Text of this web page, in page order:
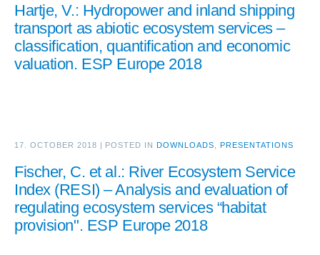
Hartje, V.: Hydropower and inland shipping
transport as abiotic ecosystem services –
classification, quantification and economic
valuation. ESP Europe 2018
17. OCTOBER 2018 | POSTED IN DOWNLOADS PRESENTATIONS
Fischer, C. et al.: River Ecosystem Service
Index (RESI) – Analysis and evaluation of
regulating ecosystem services “habitat
provision". ESP Europe 2018